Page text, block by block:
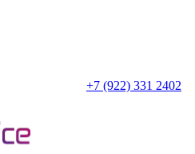
+7 (922) 331 2402